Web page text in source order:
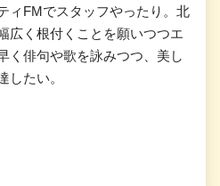
ィFMでスタッフやったり。北
広く根付くことを願いつつエ
く俳句や歌を詠みつつ、美し
したい。